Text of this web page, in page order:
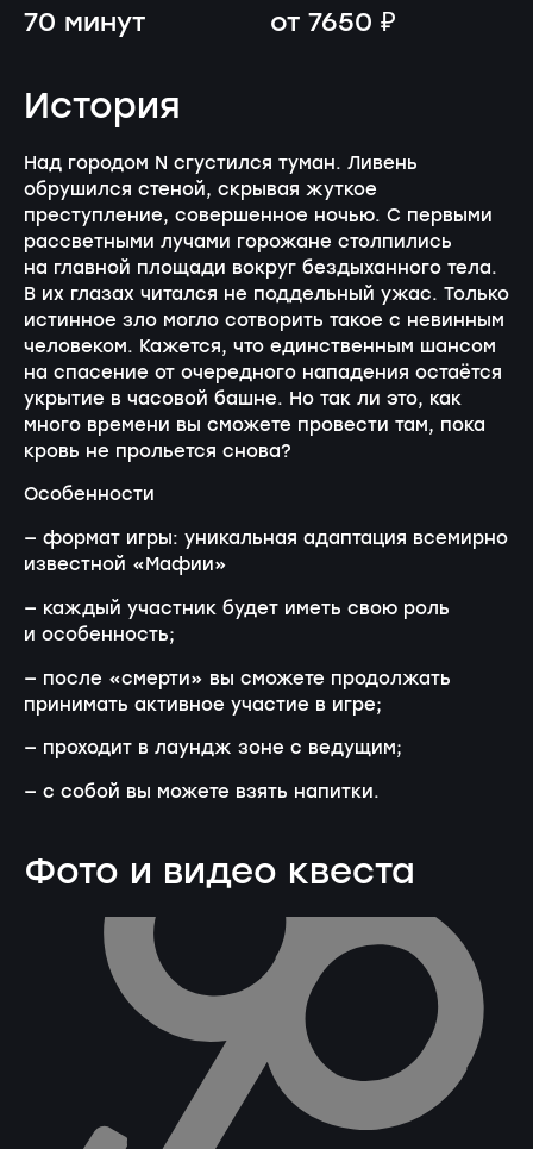
70 минут от 7650 ₽
История
Над городом N сгустился туман. Ливень
обрушился стеной, скрывая жуткое
преступление, совершенное ночью. С первыми
рассветными лучами горожане столпились
на главной площади вокруг бездыханного тела.
В их глазах читался не поддельный ужас. Только
истинное зло могло сотворить такое с невинным
человеком. Кажется, что единственным шансом
на спасение от очередного нападения остаётся
укрытие в часовой башне. Но так ли это, как
много времени вы сможете провести там, пока
кровь не прольется снова?
Особенности
— формат игры: уникальная адаптация всемирно
известной «Мафии»
— каждый участник будет иметь свою роль
и особенность;
— после «смерти» вы сможете продолжать
принимать активное участие в игре;
— проходит в лаундж зоне с ведущим;
— с собой вы можете взять напитки.
Фото и видео квеста